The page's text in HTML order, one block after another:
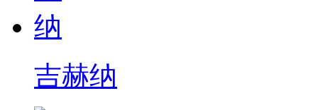
吉赫纳